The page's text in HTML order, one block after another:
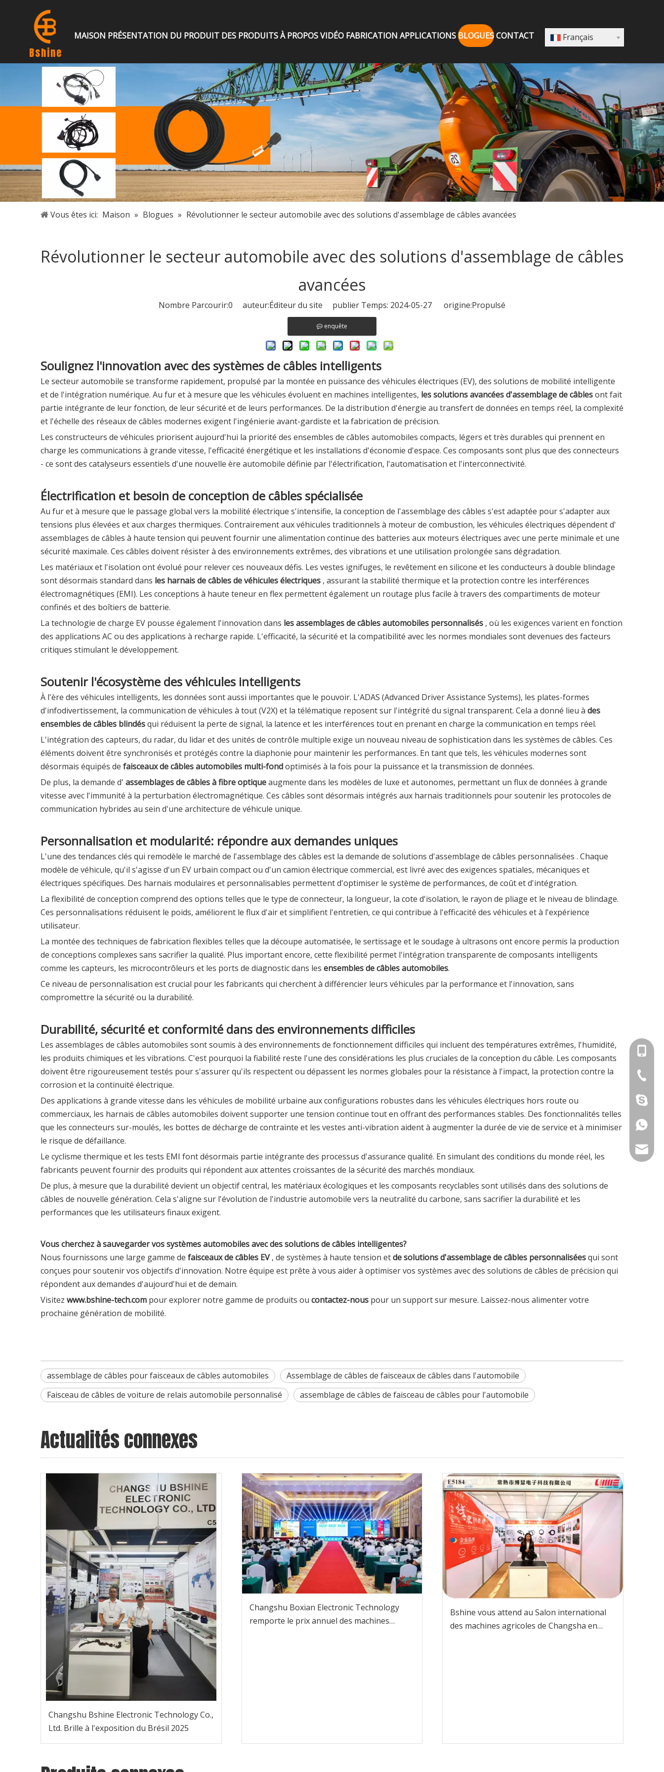
Bshine
MAISON PRÉSENTATION DU PRODUIT DES PRODUITSÀ PROPOSVIDÉO FABRICATION APPLICATIONSBLOGUESCONTACT Français
Vous êtes ici: Maison » Blogues » Révolutionner le secteur automobile avec des solutions d'assemblage de câbles avancées
Révolutionner le secteur automobile avec des solutions d'assemblage de câbles
avancées
Nombre Parcourir:0 auteur:Éditeur du site publier Temps: 2024-05-27 origine:Propulsé
enquête
Soulignez l'innovation avec des systèmes de câbles intelligents
Le secteur automobile se transforme rapidement, propulsé par la montée en puissance des véhicules électriques (EV), des solutions de mobilité intelligente
et de l'intégration numérique. Au fur et à mesure que les véhicules évoluent en machines intelligentes, les solutions avancées d'assemblage de câblesont fait
partie intégrante de leur fonction, de leur sécurité et de leurs performances. De la distribution d'énergie au transfert de données en temps réel, la complexité
et l'échelle des réseaux de câbles modernes exigent l'ingénierie avant-gardiste et la fabrication de précision.
Les constructeurs de véhicules priorisent aujourd'hui la priorité des ensembles de câbles automobiles compacts, légers et très durables qui prennent en
charge les communications à grande vitesse, l'efficacité énergétique et les installations d'économie d'espace. Ces composants sont plus que des connecteurs
- ce sont des catalyseurs essentiels d'une nouvelle ère automobile définie par l'électrification, l'automatisation et l'interconnectivité.
Électrification et besoin de conception de câbles spécialisée
Au fur et à mesure que le passage global vers la mobilité électrique s'intensifie, la conception de l'assemblage des câbles s'est adaptée pour s'adapter aux
tensions plus élevées et aux charges thermiques. Contrairement aux véhicules traditionnels à moteur de combustion, les véhicules électriques dépendent d'
assemblages de câbles à haute tension qui peuvent fournir une alimentation continue des batteries aux moteurs électriques avec une perte minimale et une
sécurité maximale. Ces câbles doivent résister à des environnements extrêmes, des vibrations et une utilisation prolongée sans dégradation.
Les matériaux et l'isolation ont évolué pour relever ces nouveaux défis. Les vestes ignifuges, le revêtement en silicone et les conducteurs à double blindage
sont désormais standard dans les harnais de câbles de véhicules électriques , assurant la stabilité thermique et la protection contre les interférences
électromagnétiques (EMI). Les conceptions à haute teneur en flex permettent également un routage plus facile à travers des compartiments de moteur
confinés et des boîtiers de batterie.
La technologie de charge EV pousse également l'innovation dans les assemblages de câbles automobiles personnalisés , où les exigences varient en fonction
des applications AC ou des applications à recharge rapide. L'efficacité, la sécurité et la compatibilité avec les normes mondiales sont devenues des facteurs
critiques stimulant le développement.
Soutenir l'écosystème des véhicules intelligents
À l'ère des véhicules intelligents, les données sont aussi importantes que le pouvoir. L'ADAS (Advanced Driver Assistance Systems), les plates-formes
d'infodivertissement, la communication de véhicules à tout (V2X) et la télématique reposent sur l'intégrité du signal transparent. Cela a donné lieu à des
ensembles de câbles blindésqui réduisent la perte de signal, la latence et les interférences tout en prenant en charge la communication en temps réel.
L'intégration des capteurs, du radar, du lidar et des unités de contrôle multiple exige un nouveau niveau de sophistication dans les systèmes de câbles. Ces
éléments doivent être synchronisés et protégés contre la diaphonie pour maintenir les performances. En tant que tels, les véhicules modernes sont
désormais équipés de faisceaux de câbles automobiles multi-fondoptimisés à la fois pour la puissance et la transmission de données.
De plus, la demande d' assemblages de câbles à fibre optiqueaugmente dans les modèles de luxe et autonomes, permettant un flux de données à grande
vitesse avec l'immunité à la perturbation électromagnétique. Ces câbles sont désormais intégrés aux harnais traditionnels pour soutenir les protocoles de
communication hybrides au sein d'une architecture de véhicule unique.
Personnalisation et modularité: répondre aux demandes uniques
L'une des tendances clés qui remodèle le marché de l'assemblage des câbles est la demande de solutions d'assemblage de câbles personnalisées . Chaque
modèle de véhicule, qu'il s'agisse d'un EV urbain compact ou d'un camion électrique commercial, est livré avec des exigences spatiales, mécaniques et
électriques spécifiques. Des harnais modulaires et personnalisables permettent d'optimiser le système de performances, de coût et d'intégration.
La flexibilité de conception comprend des options telles que le type de connecteur, la longueur, la cote d'isolation, le rayon de pliage et le niveau de blindage.
Ces personnalisations réduisent le poids, améliorent le flux d'air et simplifient l'entretien, ce qui contribue à l'efficacité des véhicules et à l'expérience
utilisateur.
La montée des techniques de fabrication flexibles telles que la découpe automatisée, le sertissage et le soudage à ultrasons ont encore permis la production
de conceptions complexes sans sacrifier la qualité. Plus important encore, cette flexibilité permet l'intégration transparente de composants intelligents
comme les capteurs, les microcontrôleurs et les ports de diagnostic dans les ensembles de câbles automobiles.
Ce niveau de personnalisation est crucial pour les fabricants qui cherchent à différencier leurs véhicules par la performance et l'innovation, sans
compromettre la sécurité ou la durabilité.
Durabilité, sécurité et conformité dans des environnements difficiles
Les assemblages de câbles automobiles sont soumis à des environnements de fonctionnement difficiles qui incluent des températures extrêmes, l'humidité,
les produits chimiques et les vibrations. C'est pourquoi la fiabilité reste l'une des considérations les plus cruciales de la conception du câble. Les composants
doivent être rigoureusement testés pour s'assurer qu'ils respectent ou dépassent les normes globales pour la résistance à l'impact, la protection contre la
corrosion et la continuité électrique.
Des applications à grande vitesse dans les véhicules de mobilité urbaine aux configurations robustes dans les véhicules électriques hors route ou
commerciaux, les harnais de câbles automobiles doivent supporter une tension continue tout en offrant des performances stables. Des fonctionnalités telles
que les connecteurs sur-moulés, les bottes de décharge de contrainte et les vestes anti-vibration aident à augmenter la durée de vie de service et à minimiser
le risque de défaillance.
Le cyclisme thermique et les tests EMI font désormais partie intégrante des processus d'assurance qualité. En simulant des conditions du monde réel, les
fabricants peuvent fournir des produits qui répondent aux attentes croissantes de la sécurité des marchés mondiaux.
De plus, à mesure que la durabilité devient un objectif central, les matériaux écologiques et les composants recyclables sont utilisés dans des solutions de
câbles de nouvelle génération. Cela s'aligne sur l'évolution de l'industrie automobile vers la neutralité du carbone, sans sacrifier la durabilité et les
performances que les utilisateurs finaux exigent.
Vous cherchez à sauvegarder vos systèmes automobiles avec des solutions de câbles intelligentes?
Nous fournissons une large gamme de faisceaux de câbles EV, de systèmes à haute tension etde solutions d'assemblage de câbles personnaliséesqui sont
conçues pour soutenir vos objectifs d'innovation. Notre équipe est prête à vous aider à optimiser vos systèmes avec des solutions de câbles de précision qui
répondent aux demandes d'aujourd'hui et de demain.
Visitez www.bshine-tech.com pour explorer notre gamme de produits ou contactez-nous pour un support sur mesure. Laissez-nous alimenter votre
prochaine génération de mobilité.
assemblage de câbles pour faisceaux de câbles automobiles
Assemblage de câbles de faisceaux de câbles dans l'automobile
Faisceau de câbles de voiture de relais automobile personnalisé
assemblage de câbles de faisceau de câbles pour l'automobile
Actualités connexes
Changshu Bshine Electronic Technology Co.,
Ltd. Brille à l'exposition du Brésil 2025
Changshu Boxian Electronic Technology
remporte le prix annuel des machines
Bshine vous attend au Salon international
des machines agricoles de Changsha en
+86-
+86-